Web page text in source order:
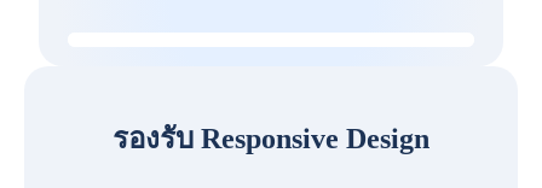
รองรับ Responsive Design